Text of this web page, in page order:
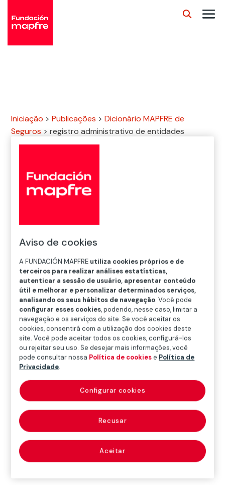
Iniciação >Publicações >Dicionário MAPFRE de
Seguros >registro administrativo de entidades
seguradoras e resseguradoras
A B C D
H
I J K L M N
Ñ
O
P Q R S T
U
V
W X Y Z
Dicionário MAPFRE de Seguros
registro
administrativo de
entidades
seguradoras e
resseguradoras
Aviso de cookies
A FUNDACIÓN MAPFRE utiliza cookies próprios e de
terceiros para realizar análises estatísticas,
autenticar a sessão de usuário, apresentar conteúdo
útil e melhorar e personalizar determinados serviços,
analisando os seus hábitos de navegação. Você pode
configurar esses cookies, podendo, nesse caso, limitar a
navegação e os serviços do site. Se você aceitar os
cookies, consentirá com a utilização dos cookies deste
site. Você pode aceitar todos os cookies, configurá-los
ou rejeitar seu uso. Se desejar mais informações, você
pode consultar nossa Política de cookiese Política de
Privacidade.
Recusar
Aceitar
Configurar cookies